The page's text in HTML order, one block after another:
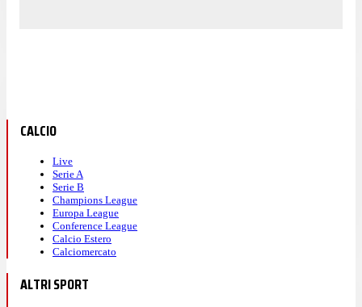
CALCIO
Live
Serie A
Serie B
Champions League
Europa League
Conference League
Calcio Estero
Calciomercato
ALTRI SPORT